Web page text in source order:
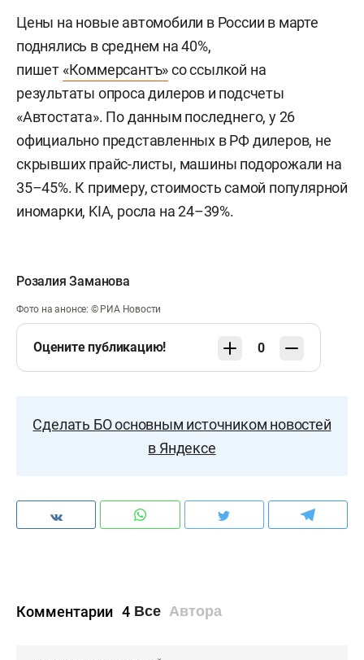
Цены на новые автомобили в России в марте
поднялись в среднем на 40%,
пишет «Коммерсантъ»со ссылкой на
результаты опроса дилеров и подсчеты
«Автостата». По данным последнего, у 26
официально представленных в РФ дилеров, не
скрывших прайс-листы, машины подорожали на
35–45%. К примеру, стоимость самой популярной
иномарки, KIA, росла на 24–39%.
Розалия Заманова
Фото на анонсе: © РИА Новости
Оцените публикацию! 0
Сделать БО основным источником новостей
в Яндексе
Комментарии 4 Все Автора